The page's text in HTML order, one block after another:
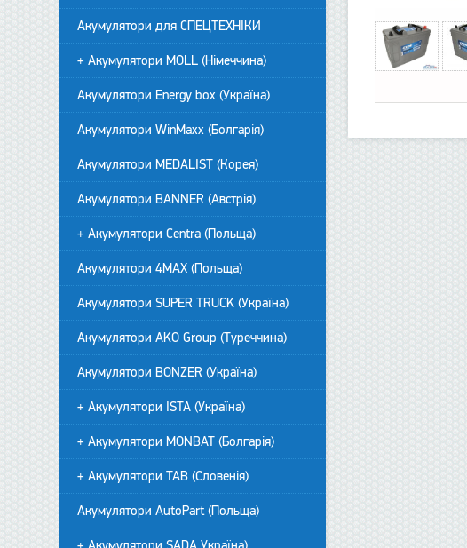
Акумулятори для СПЕЦТЕХНІКИ
+ Акумулятори MOLL (Німеччина)
Акумулятори Energy box (Україна)
Акумулятори WinMaxx (Болгарія)
Акумулятори MEDALIST (Корея)
Акумулятори BANNER (Австрія)
+ Акумулятори Centra (Польща)
Акумулятори 4MAX (Польща)
Акумулятори SUPER TRUCK (Україна)
Акумулятори AKO Group (Туреччина)
Акумулятори BONZER (Україна)
+ Акумулятори ISTA (Україна)
+ Акумулятори MONBAT (Болгарія)
+ Акумулятори TAB (Словенія)
Акумулятори AutoPart (Польща)